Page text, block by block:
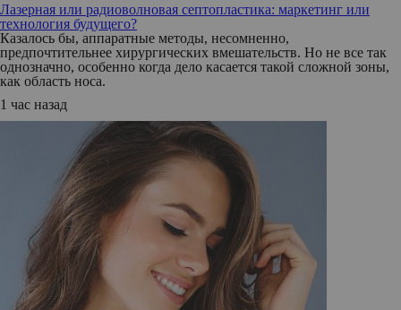
Лазерная или радиоволновая септопластика: маркетинг или
технология будущего?
Казалось бы, аппаратные методы, несомненно,
предпочтительнее хирургических вмешательств. Но не все так
однозначно, особенно когда дело касается такой сложной зоны,
как область носа.
1 час назад